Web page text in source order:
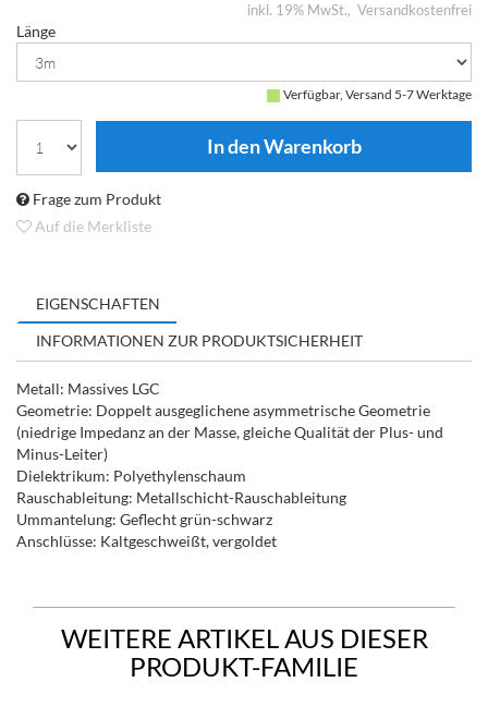
inkl. 19% MwSt. Versandkostenfrei
Länge
Verfügbar, Versand 5-7 Werktage
Frage zum Produkt
Auf die Merkliste
EIGENSCHAFTEN
INFORMATIONEN ZUR PRODUKTSICHERHEIT
Metall: Massives LGC
Geometrie: Doppelt ausgeglichene asymmetrische Geometrie
(niedrige Impedanz an der Masse, gleiche Qualität der Plus- und
Minus-Leiter)
Dielektrikum: Polyethylenschaum
Rauschableitung: Metallschicht-Rauschableitung
Ummantelung: Geflecht grün-schwarz
Anschlüsse: Kaltgeschweißt, vergoldet
WEITERE ARTIKEL AUS DIESER
PRODUKT-FAMILIE